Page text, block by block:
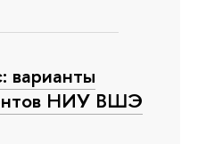
НИУ ВШЭ